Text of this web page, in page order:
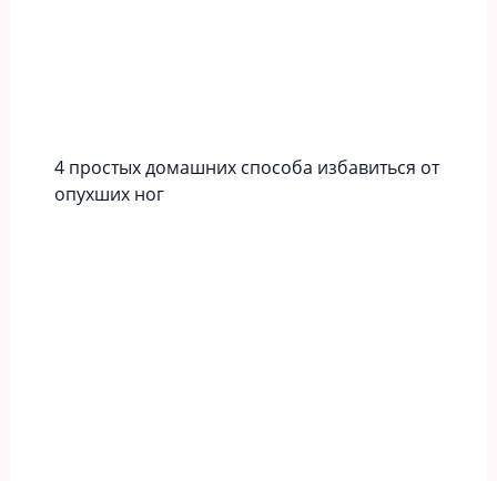
4 простых домашних способа избавиться от
опухших ног